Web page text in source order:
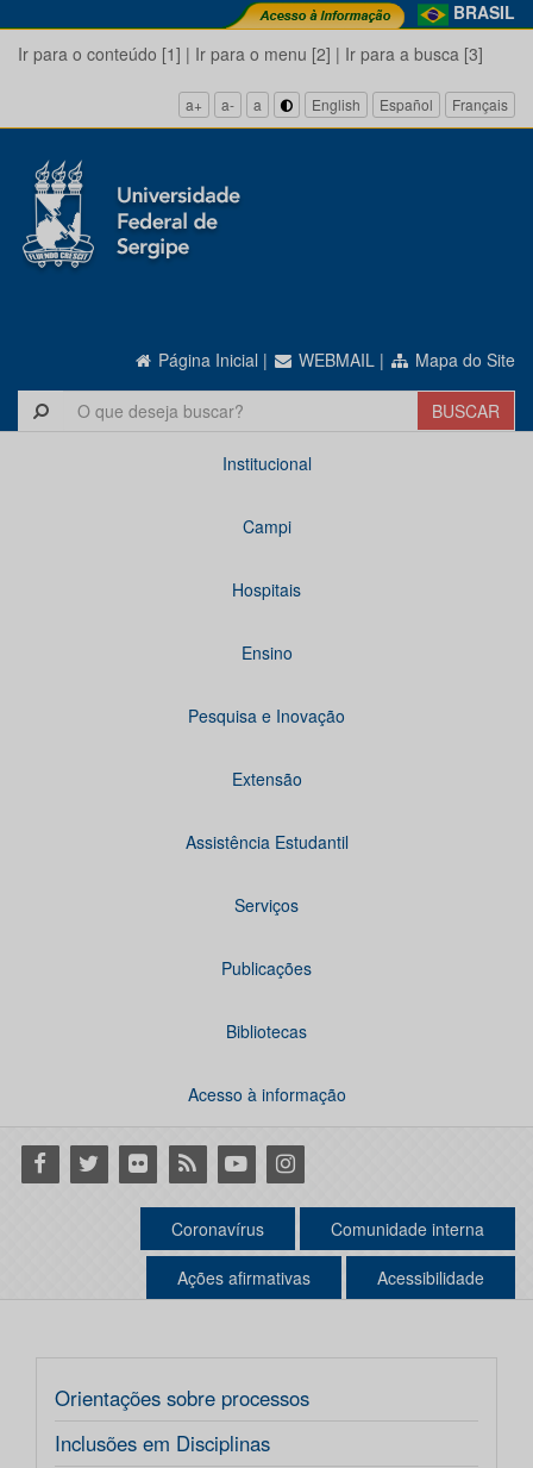
BRASIL
Ir para o conteúdo [1] | Ir para o menu [2] | Ir para a busca [3]
a+ a- a English Español Français
Página Inicial | WEBMAIL | Mapa do Site
Institucional
Campi
Hospitais
Ensino
Pesquisa e Inovação
Extensão
Assistência Estudantil
Serviços
Publicações
Bibliotecas
Acesso à informação
Facebook
Twitter Flickr RSS YoutubeInstagram
Coronavírus Comunidade interna
Ações afirmativas Acessibilidade
Orientações sobre processos
Inclusões em Disciplinas